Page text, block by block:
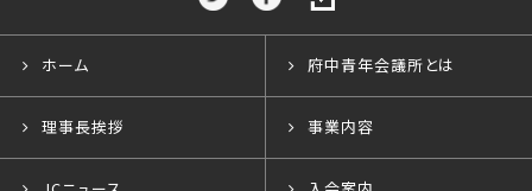
ホーム 府中青年会議所とは
理事長挨拶 事業内容